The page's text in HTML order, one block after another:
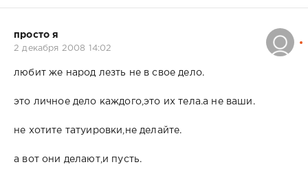
просто я
2 декабря 2008 14:02
любит же народ лезть не в свое дело.
это личное дело каждого,это их тела.а не ваши.
не хотите татуировки,не делайте.
а вот они делают,и пусть.